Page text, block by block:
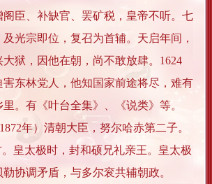
臣、补缺官、罢矿税，皇帝不听。七
光宗即位，复召为首辅。天启年间，
狱，因他在朝，尚不敢放肆。1624
东林党人，他知国家前途将尽，难有
。有《叶台全集》、《说类》等。
年）清朝大臣，努尔哈赤第二子。
皇太极时，封和硕兄礼亲王。皇太极
协调矛盾，与多尔衮共辅朝政。